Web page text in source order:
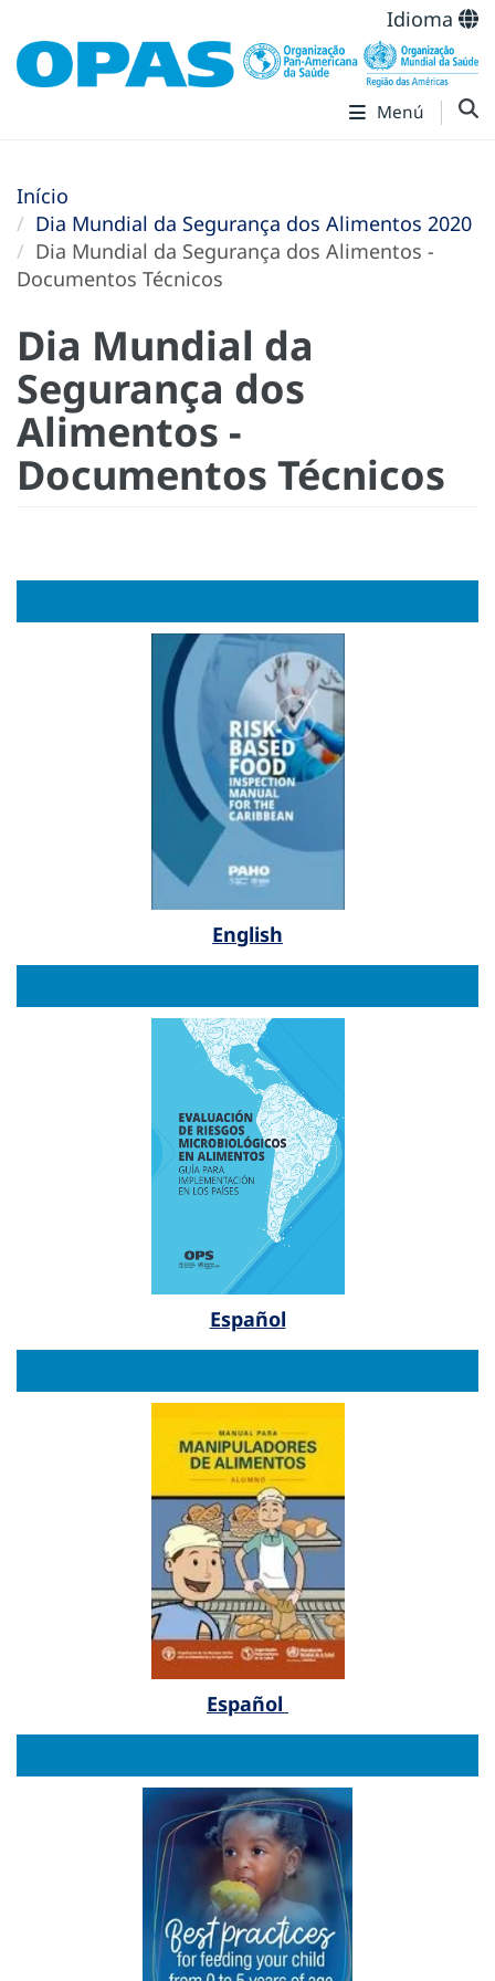
Idioma
Menú
Início
Dia Mundial da Segurança dos Alimentos 2020
Dia Mundial da Segurança dos Alimentos -
Documentos Técnicos
Dia Mundial da
Segurança dos
Alimentos -
Documentos Técnicos
English
Español
Español